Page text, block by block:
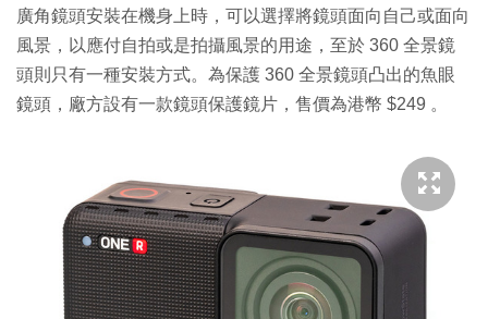
廣角鏡頭安裝在機身上時，可以選擇將鏡頭面向自己或面向
風景，以應付自拍或是拍攝風景的用途，至於 360 全景鏡
頭則只有一種安裝方式。為保護 360 全景鏡頭凸出的魚眼
鏡頭，廠方設有一款鏡頭保護鏡片，售價為港幣 $249 。